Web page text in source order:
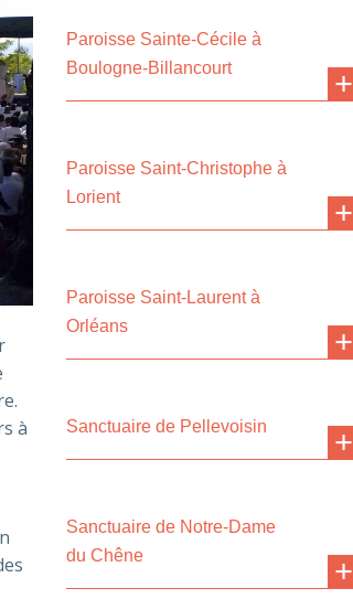
à
Paroisse Sainte-Cécile à
Boulogne-Billancourt
Paroisse Saint-Christophe à
Lorient
Paroisse Saint-Laurent à
Orléans
Sanctuaire de Pellevoisin
Sanctuaire de Notre-Dame
du Chêne